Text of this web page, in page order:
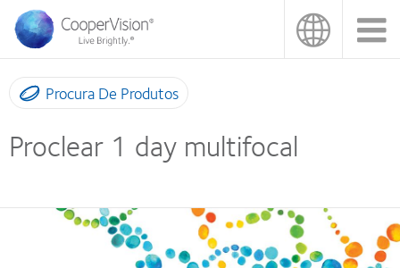
Passar
para
conteúdo
principal
Procura De Produtos
Proclear 1 day multifocal